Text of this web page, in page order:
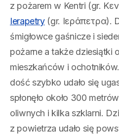
z pożarem w Kentri (gr.
Ierapetry(gr. Ιεράπετρα).
śmigłowce gaśnicze i
pożarne a także dziesiątki
mieszkańców i
dość szybko udało się
spłonęło około 300
oliwnych i kilka szklarni.
z powietrza udało się